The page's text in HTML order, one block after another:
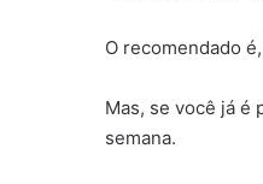
O recomendado
Mas, se você já
semana.